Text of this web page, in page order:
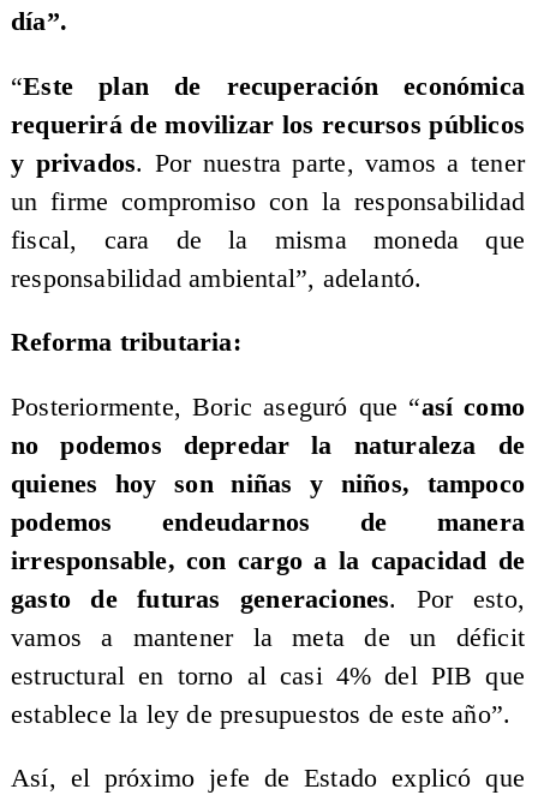
día”.
“Este plan de recuperación económica
requerirá de movilizar los recursos públicos
y privados. Por nuestra parte, vamos a tener
un firme compromiso con la responsabilidad
fiscal, cara de la misma moneda que
responsabilidad ambiental”, adelantó.
Reforma tributaria:
Posteriormente, Boric aseguró que “así como
no podemos depredar la naturaleza de
quienes hoy son niñas y niños, tampoco
podemos endeudarnos de manera
irresponsable, con cargo a la capacidad de
gasto de futuras generaciones. Por esto,
vamos a mantener la meta de un déficit
estructural en torno al casi 4% del PIB que
establece la ley de presupuestos de este año”.
Así, el próximo jefe de Estado explicó que